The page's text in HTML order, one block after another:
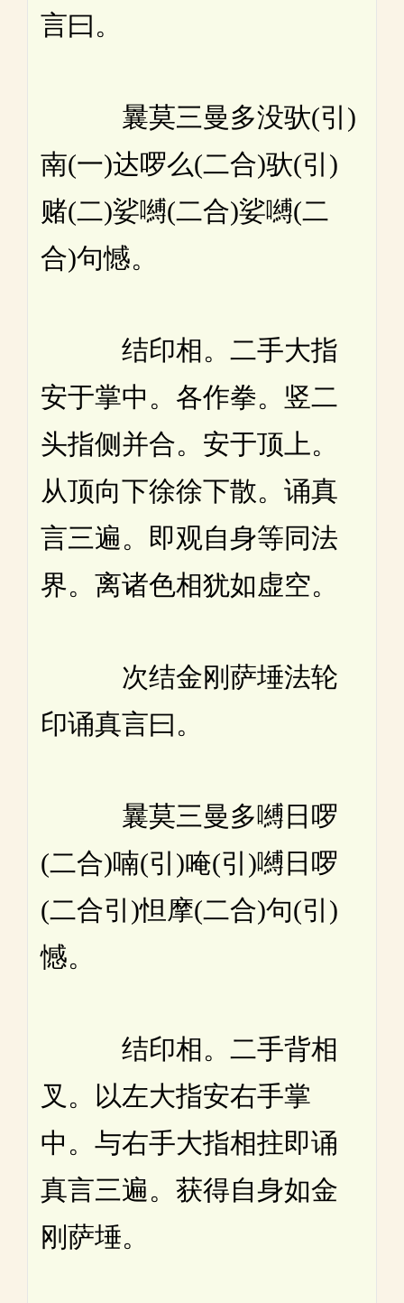
言曰。
曩莫三曼多没驮(引)
南(一)达啰么(二合)驮(引)
赌(二)娑嚩(二合)娑嚩(二
合)句憾。
结印相。二手大指
安于掌中。各作拳。竖二
头指侧并合。安于顶上。
从顶向下徐徐下散。诵真
言三遍。即观自身等同法
界。离诸色相犹如虚空。
次结金刚萨埵法轮
印诵真言曰。
曩莫三曼多嚩日啰
(二合)喃(引)唵(引)嚩日啰
(二合引)怛摩(二合)句(引)
憾。
结印相。二手背相
叉。以左大指安右手掌
中。与右手大指相拄即诵
真言三遍。获得自身如金
刚萨埵。